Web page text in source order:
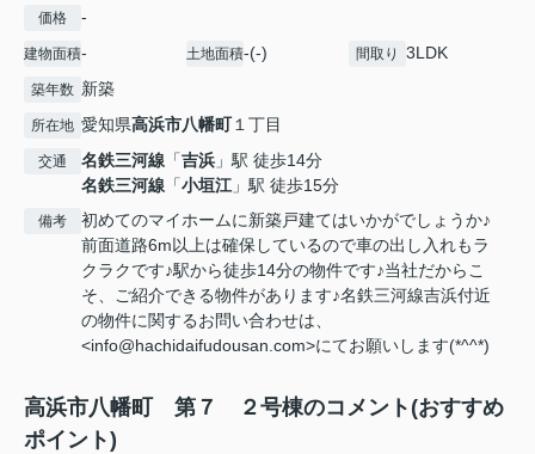
価格 -
建物面積- 土地面積-(-) 間取り 3LDK
築年数 新築
所在地 愛知県高浜市八幡町１丁目
交通 名鉄三河線 「吉浜 」駅 徒歩14分
名鉄三河線 「小垣江 」駅 徒歩15分
備考
初めてのマイホームに新築戸建てはいかがでしょうか♪
前面道路6m以上は確保しているので車の出し入れもラ
クラクです♪駅から徒歩14分の物件です♪当社だからこ
そ、ご紹介できる物件があります♪名鉄三河線吉浜付近
の物件に関するお問い合わせは、
<info@hachidaifudousan.com>にてお願いします(*^^*)
高浜市八幡町 第７ ２号棟のコメント(おすすめ
ポイント)